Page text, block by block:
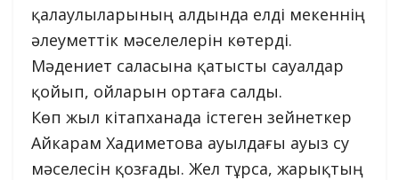
қалаулыларының алдында елді мекеннің
әлеуметтік мәселелерін көтерді.
Мәдениет саласына қатысты сауалдар
қойып, ойларын ортаға салды.
Көп жыл кітапханада істеген зейнеткер
Айкарам Хадиметова ауылдағы ауыз су
мәселесін қозғады. Жел тұрса, жарықтың